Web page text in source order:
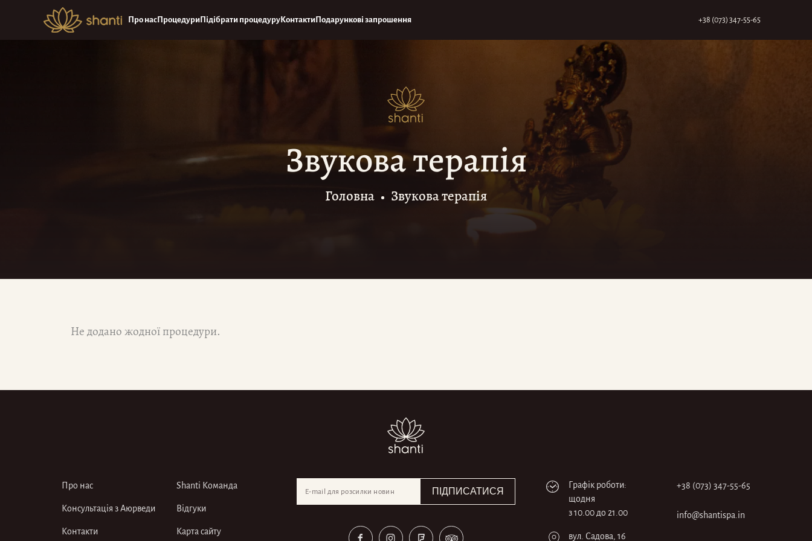
Про нас Процедури Підібрати процедуру Контакти Подарункові запрошення +38 (073) 347-55-65
Звукова терапія
Головна Звукова терапія
Не додано жодної процедури.
Про нас Shanti Команда
Консультація з Аюрведи Відгуки
Контакти Карта сайту
Графік роботи:
щодня
з 10.00 до 21.00
вул. Садова, 16
+38 (073) 347-55-65
info@shantispa.in